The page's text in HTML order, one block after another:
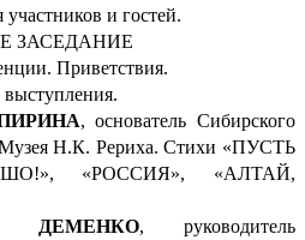
и гостей.
ЗАСЕДАНИЕ
Приветствия.
, основатель Сибирского
Музея Н.К. Рериха. Стихи «ПУСТЬ
«РОССИЯ», «АЛТАЙ,
ДЕМЕНКО, руководитель